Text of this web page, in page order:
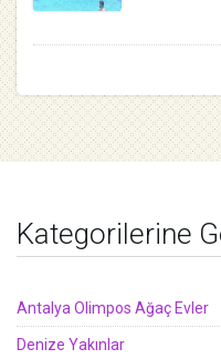
Kategorilerine
Antalya Olimpos Ağaç Evler
Denize Yakınlar